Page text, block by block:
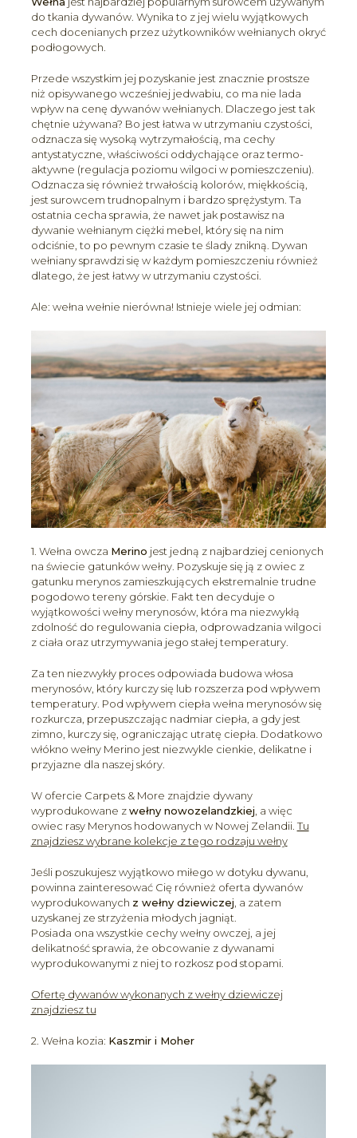
do tkania dywanów. Wynika to z jej wielu wyjątkowych
cech docenianych przez użytkowników wełnianych okryć
podłogowych.
Przede wszystkim jej pozyskanie jest znacznie prostsze
niż opisywanego wcześniej jedwabiu, co ma nie lada
wpływ na cenę dywanów wełnianych. Dlaczego jest tak
chętnie używana? Bo jest łatwa w utrzymaniu czystości,
odznacza się wysoką wytrzymałością, ma cechy
antystatyczne, właściwości oddychające oraz termo-
aktywne (regulacja poziomu wilgoci w pomieszczeniu).
Odznacza się również trwałością kolorów, miękkością,
jest surowcem trudnopalnym i bardzo sprężystym. Ta
ostatnia cecha sprawia, że nawet jak postawisz na
dywanie wełnianym ciężki mebel, który się na nim
odciśnie, to po pewnym czasie te ślady znikną. Dywan
wełniany sprawdzi się w każdym pomieszczeniu również
dlatego, że jest łatwy w utrzymaniu czystości.
Ale: wełna wełnie nierówna! Istnieje wiele jej odmian:
1. Wełna owcza Merino jest jedną z najbardziej cenionych
na świecie gatunków wełny. Pozyskuje się ją z owiec z
gatunku merynos zamieszkujących ekstremalnie trudne
pogodowo tereny górskie. Fakt ten decyduje o
wyjątkowości wełny merynosów, która ma niezwykłą
zdolność do regulowania ciepła, odprowadzania wilgoci
z ciała oraz utrzymywania jego stałej temperatury.
Za ten niezwykły proces odpowiada budowa włosa
merynosów, który kurczy się lub rozszerza pod wpływem
temperatury. Pod wpływem ciepła wełna merynosów się
rozkurcza, przepuszczając nadmiar ciepła, a gdy jest
zimno, kurczy się, ograniczając utratę ciepła. Dodatkowo
włókno wełny Merino jest niezwykle cienkie, delikatne i
przyjazne dla naszej skóry.
W ofercie Carpets & More znajdzie dywany
wyprodukowane zwełny nowozelandzkiej , a więc
owiec rasy Merynos hodowanych w Nowej Zelandii.Tu
znajdziesz wybrane kolekcje z tego rodzaju wełny
Jeśli poszukujesz wyjątkowo miłego w dotyku dywanu,
powinna zainteresować Cię również oferta dywanów
wyprodukowanych z wełny dziewiczej , a zatem
uzyskanej ze strzyżenia młodych jagniąt.
Posiada ona wszystkie cechy wełny owczej, a jej
delikatność sprawia, że obcowanie z dywanami
wyprodukowanymi z niej to rozkosz pod stopami.
Ofertę dywanów wykonanych z wełny dziewiczej
znajdziesz tu
2. Wełna kozia: Kaszmir i Moher